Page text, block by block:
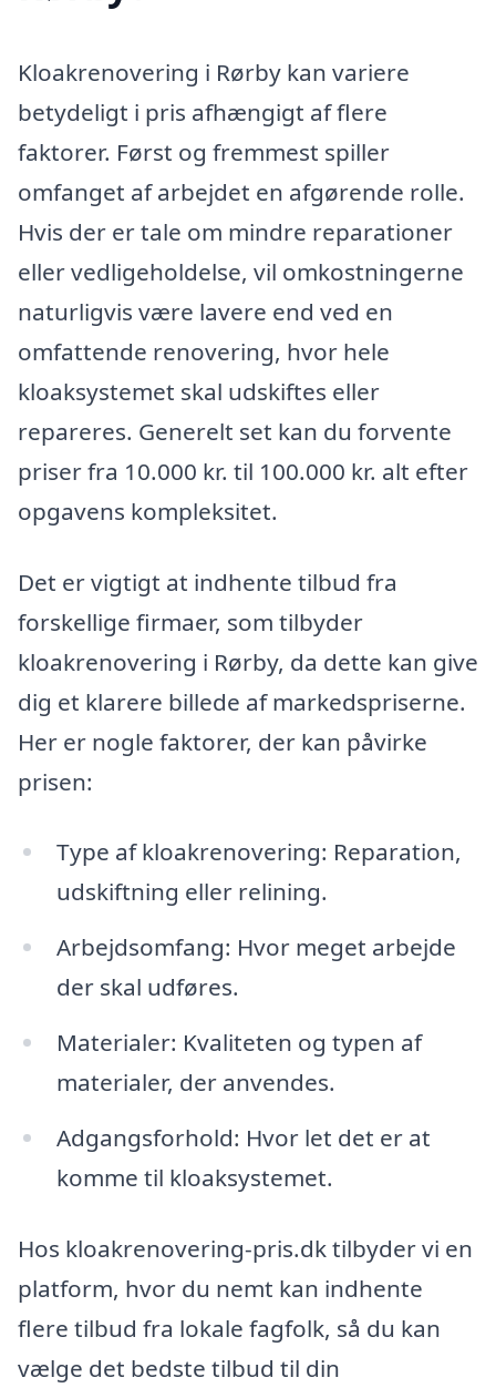
Kloakrenovering i Rørby kan variere
betydeligt i pris afhængigt af flere
faktorer. Først og fremmest spiller
omfanget af arbejdet en afgørende rolle.
Hvis der er tale om mindre reparationer
eller vedligeholdelse, vil omkostningerne
naturligvis være lavere end ved en
omfattende renovering, hvor hele
kloaksystemet skal udskiftes eller
repareres. Generelt set kan du forvente
priser fra 10.000 kr. til 100.000 kr. alt efter
opgavens kompleksitet.
Det er vigtigt at indhente tilbud fra
forskellige firmaer, som tilbyder
kloakrenovering i Rørby, da dette kan give
dig et klarere billede af markedspriserne.
Her er nogle faktorer, der kan påvirke
prisen:
Type af kloakrenovering: Reparation,
udskiftning eller relining.
Arbejdsomfang: Hvor meget arbejde
der skal udføres.
Materialer: Kvaliteten og typen af
materialer, der anvendes.
Adgangsforhold: Hvor let det er at
komme til kloaksystemet.
Hos kloakrenovering-pris.dk tilbyder vi en
platform, hvor du nemt kan indhente
flere tilbud fra lokale fagfolk, så du kan
vælge det bedste tilbud til din